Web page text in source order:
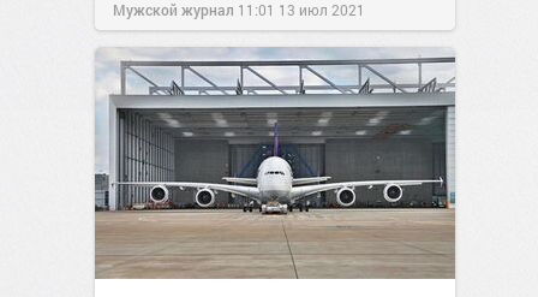
Мужской журнал 11:01 13 июл 2021